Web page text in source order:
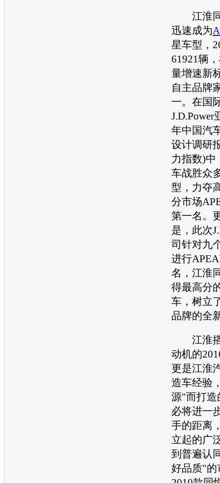
江淮
迅速成为
星车型，
61921辆
量增速新
自主品牌
一。在国
J.D.Power
年中国汽
设计调研
力指数)中
车战胜众
型，力夺
分市场
第一名。
是，此次
司针对九
进行
名， 江淮
得最高分
车，树立
品牌的全
江淮
动机的
更是江淮
造车经验
源"而打造
必将进一
手的距离
立起的广
到普遍认
好品质"的